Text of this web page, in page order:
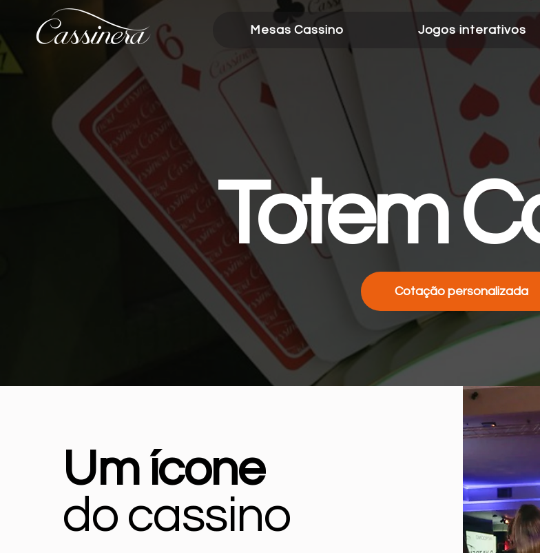
Mesas Cassino Jogos interativos
Totem
Cotação personalizada
Um ícone
do cassino